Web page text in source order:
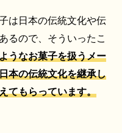
は日本の伝統文化や伝
るので、そういったこ
うなお菓子を扱うメー
本の伝統文化を継承し
てもらっています。